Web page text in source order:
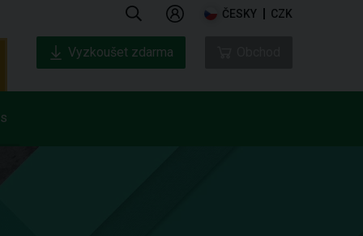
ČESKY CZK
Vyzkoušet zdarma